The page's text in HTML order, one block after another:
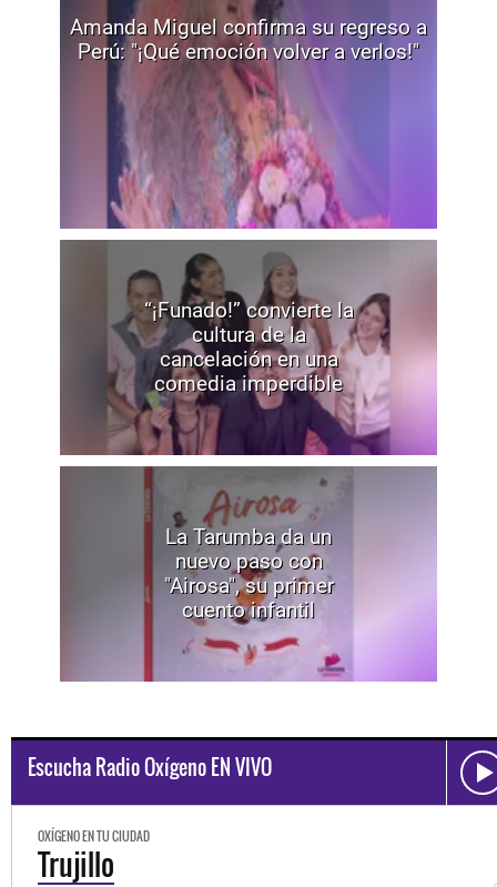
Amanda Miguel confirma su regreso a
Perú: "¡Qué emoción volver a verlos!"
“¡Funado!” convierte la
cultura de la
cancelación en una
comedia imperdible
La Tarumba da un
nuevo paso con
"Airosa", su primer
cuento infantil
Escucha Radio Oxígeno EN VIVO
OXÍGENO EN TU CIUDAD
Trujillo